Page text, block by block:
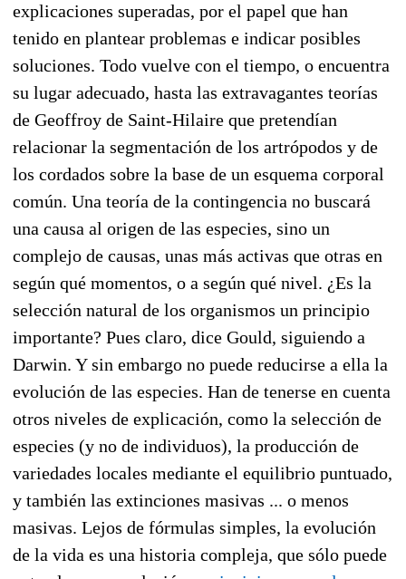
explicaciones superadas, por el papel que han
tenido en plantear problemas e indicar posibles
soluciones. Todo vuelve con el tiempo, o encuentra
su lugar adecuado, hasta las extravagantes teorías
de Geoffroy de Saint-Hilaire que pretendían
relacionar la segmentación de los artrópodos y de
los cordados sobre la base de un esquema corporal
común. Una teoría de la contingencia no buscará
una causa al origen de las especies, sino un
complejo de causas, unas más activas que otras en
según qué momentos, o a según qué nivel. ¿Es la
selección natural de los organismos un principio
importante? Pues claro, dice Gould, siguiendo a
Darwin. Y sin embargo no puede reducirse a ella la
evolución de las especies. Han de tenerse en cuenta
otros niveles de explicación, como la selección de
especies (y no de individuos), la producción de
variedades locales mediante el equilibrio puntuado,
y también las extinciones masivas ... o menos
masivas. Lejos de fórmulas simples, la evolución
de la vida es una historia compleja, que sólo puede